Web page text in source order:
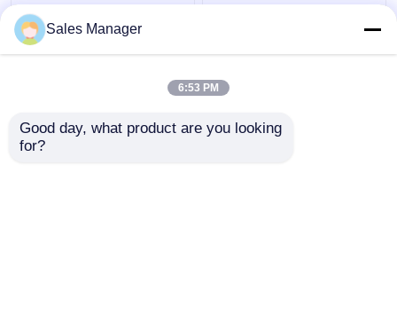
Centre d'ingénierie non
standard Hall Grands
lustres pour une villa
Chassis épaissis
tournant double
Sales Manager
6:53 PM
Good day, what product are you looking
for?